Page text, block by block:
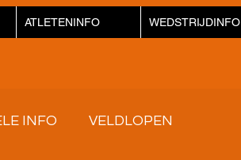
ATLETENINFO WEDSTRIJDINFO
INFO VELDLOPEN